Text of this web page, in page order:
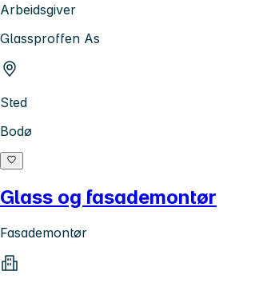
Arbeidsgiver
Glassproffen As
Sted
Bodø
Glass og fasademontør
Fasademontør